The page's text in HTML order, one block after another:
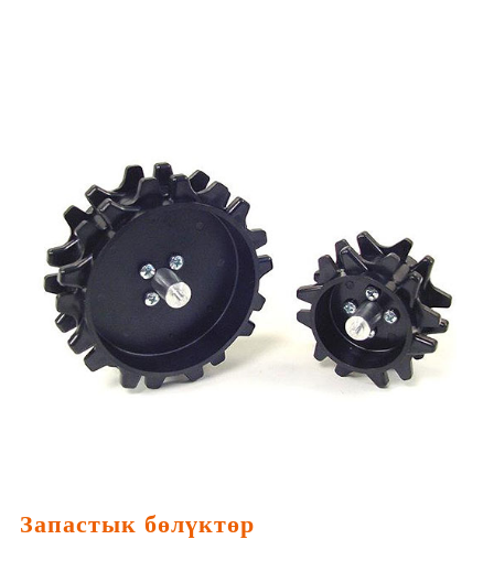
Запастык бөлүктөр